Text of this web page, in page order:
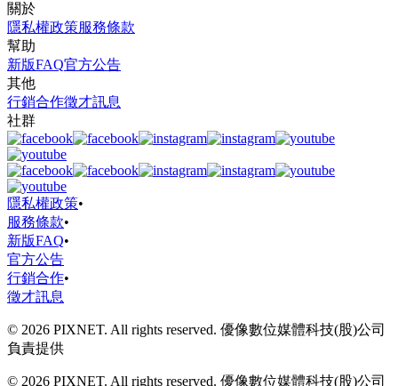
關於
隱私權政策服務條款
幫助
新版FAQ官方公告
其他
行銷合作徵才訊息
社群
隱私權政策•
服務條款•
新版FAQ•
官方公告
行銷合作•
徵才訊息
© 2026 PIXNET. All rights reserved. 優像數位媒體科技(股)公司
負責提供
© 2026 PIXNET. All rights reserved. 優像數位媒體科技(股)公司